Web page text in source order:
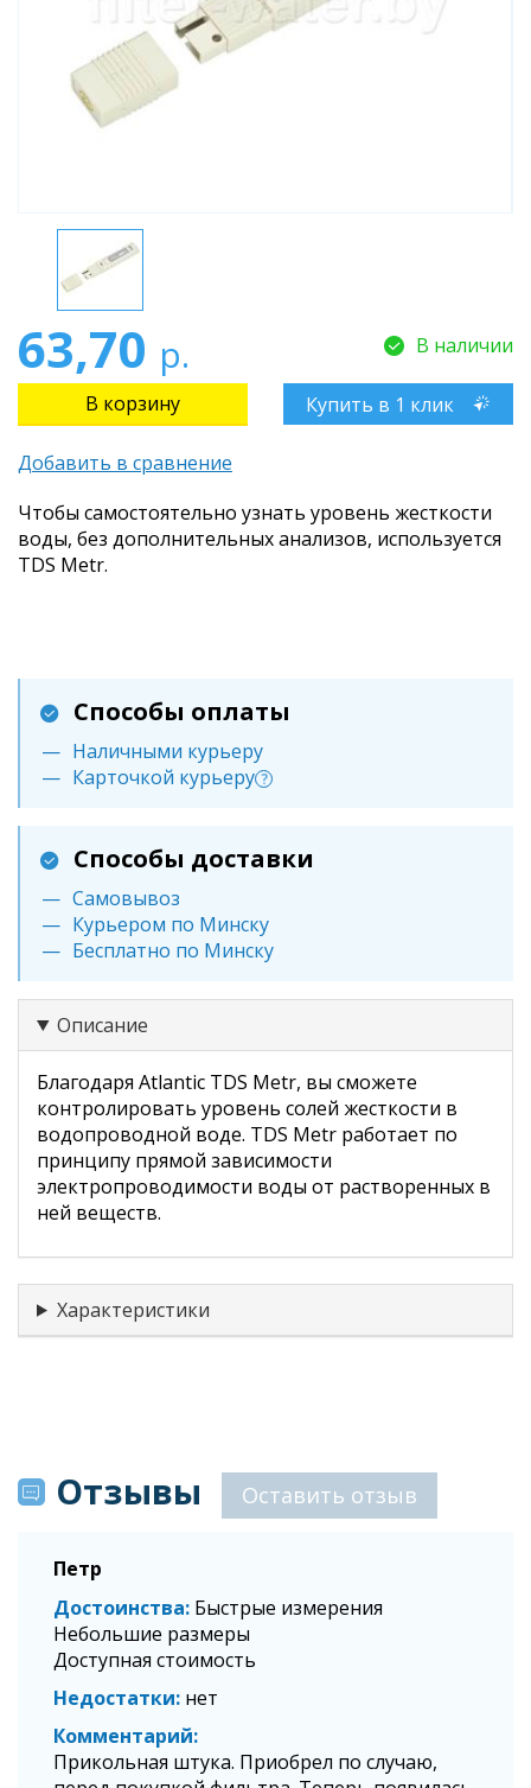
63,70 р. В наличии
Купить в 1 клик
Добавить в сравнение
Чтобы самостоятельно узнать уровень жесткости
воды, без дополнительных анализов, используется
TDS Metr.
Способы оплаты
Наличными курьеру
Карточкой курьеру ?
Способы доставки
Самовывоз
Курьером по Минску
Бесплатно по Минску
Описание
Благодаря Atlantic TDS Metr, вы сможете
контролировать уровень солей жесткости в
водопроводной воде. TDS Metr работает по
принципу прямой зависимости
электропроводимости воды от растворенных в
ней веществ.
Характеристики
Отзывы Оставить отзыв
Петр
Достоинства Быстрые измерения
Небольшие размеры
Доступная стоимость
Недостатки нет
Комментарий
Прикольная штука. Приобрел по случаю,